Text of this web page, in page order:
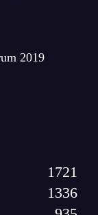
2019
1721
1336